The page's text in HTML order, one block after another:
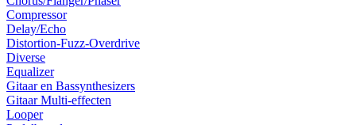
Compressor
Delay/Echo
Distortion-Fuzz-Overdrive
Diverse
Equalizer
Gitaar en Bassynthesizers
Gitaar Multi-effecten
Looper